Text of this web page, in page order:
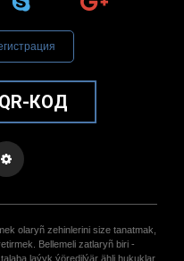
КОД
olaryñ zehinlerini size tanatmak,
Bellemeli zatlaryñ biri -
laýyk ýöredilýär ähli hukuklar